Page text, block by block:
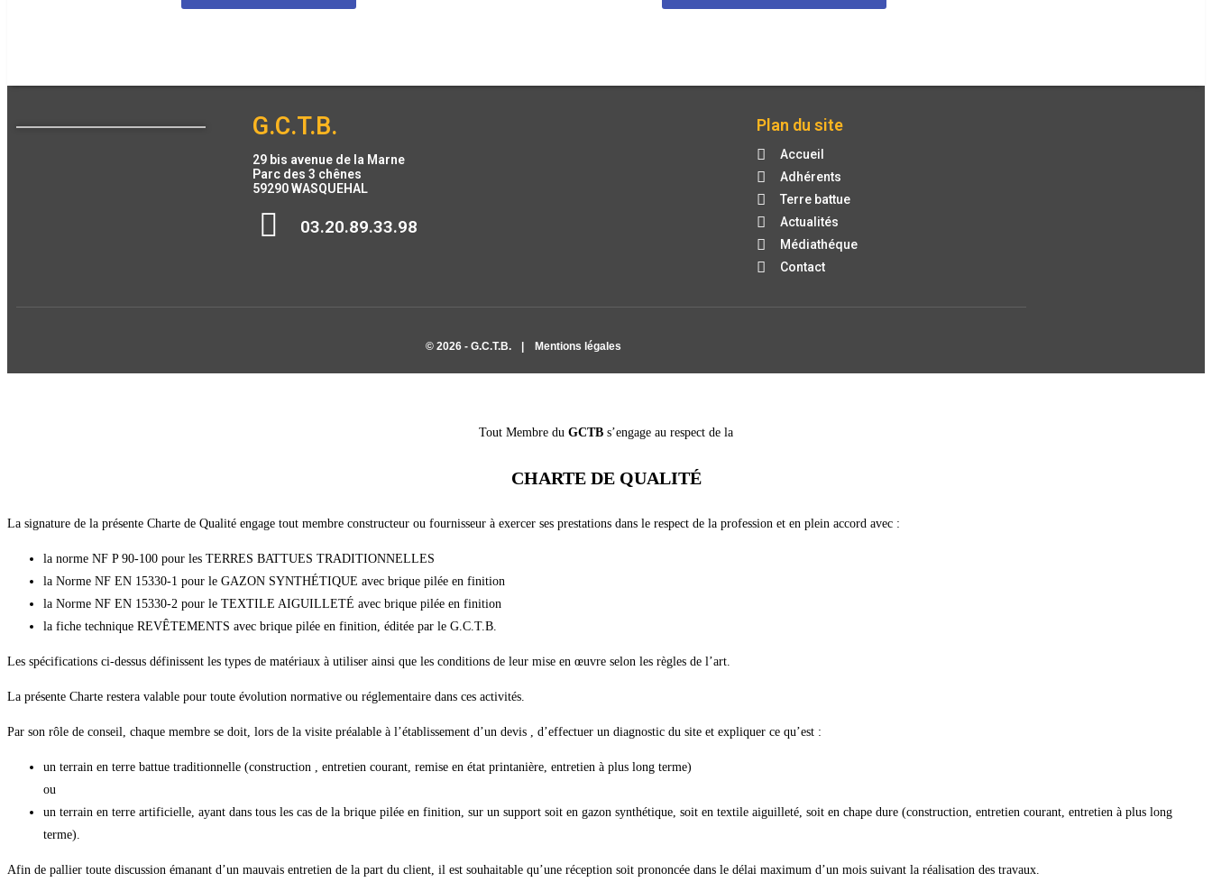
G.C.T.B.
29 bis avenue de la Marne
Parc des 3 chênes
59290 WASQUEHAL
03.20.89.33.98
Plan du site
Accueil
Adhérents
Terre battue
Actualités
Médiathéque
Contact
© 2026 - G.C.T.B. | Mentions légales
Tout Membre du GCTB s’engage au respect de la
CHARTE DE QUALITÉ
La signature de la présente Charte de Qualité engage tout membre constructeur ou fournisseur à exercer ses prestations dans le respect de la profession et en plein accord avec :
la norme NF P 90-100 pour les TERRES BATTUES TRADITIONNELLES
la Norme NF EN 15330-1 pour le GAZON SYNTHÉTIQUE avec brique pilée en finition
la Norme NF EN 15330-2 pour le TEXTILE AIGUILLETÉ avec brique pilée en finition
la fiche technique REVÊTEMENTS avec brique pilée en finition, éditée par le G.C.T.B.
Les spécifications ci-dessus définissent les types de matériaux à utiliser ainsi que les conditions de leur mise en œuvre selon les règles de l’art.
La présente Charte restera valable pour toute évolution normative ou réglementaire dans ces activités.
Par son rôle de conseil, chaque membre se doit, lors de la visite préalable à l’établissement d’un devis , d’effectuer un diagnostic du site et expliquer ce qu’est :
un terrain en terre battue traditionnelle (construction , entretien courant, remise en état printanière, entretien à plus long terme)
ou
un terrain en terre artificielle, ayant dans tous les cas de la brique pilée en finition, sur un support soit en gazon synthétique, soit en textile aiguilleté, soit en chape dure (construction, entretien courant, entretien à plus long
terme).
Afin de pallier toute discussion émanant d’un mauvais entretien de la part du client, il est souhaitable qu’une réception soit prononcée dans le délai maximum d’un mois suivant la réalisation des travaux.